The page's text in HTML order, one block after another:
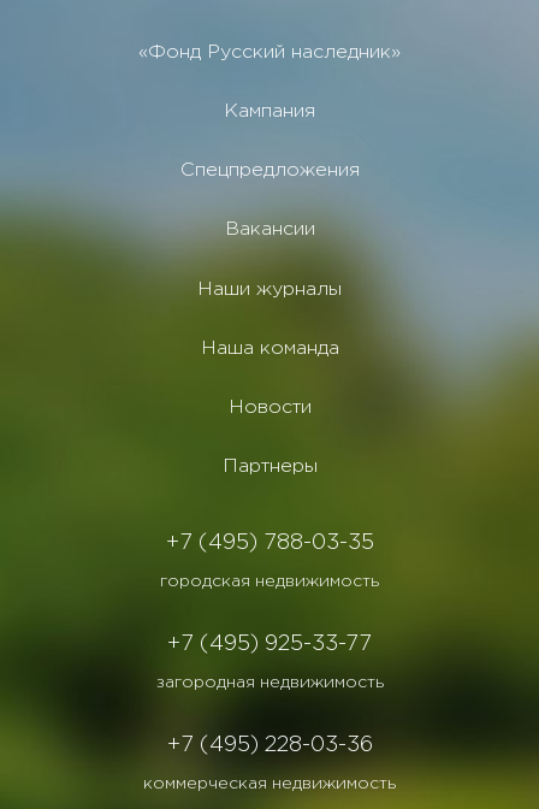
«Фонд Русский наследник»
Кампания
Спецпредложения
Вакансии
Наши журналы
Наша команда
Новости
Партнеры
+7 (495) 788-03-35
городская недвижимость
+7 (495) 925-33-77
загородная недвижимость
+7 (495) 228-03-36
коммерческая недвижимость